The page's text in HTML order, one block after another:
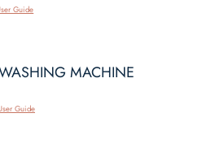
Guide
MACHINE
Guide